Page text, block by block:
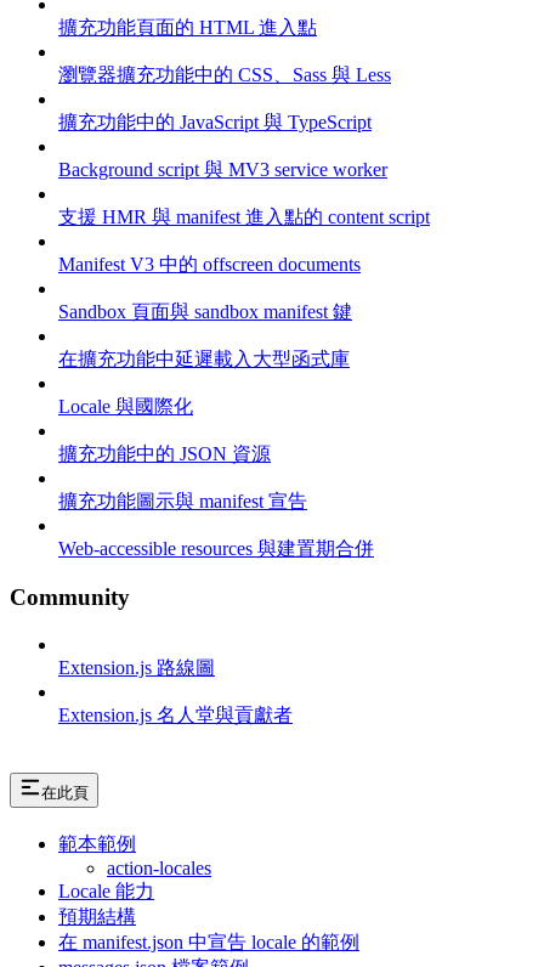
擴充功能頁面的 HTML 進入點
瀏覽器擴充功能中的 CSS、Sass 與 Less
擴充功能中的 JavaScript 與 TypeScript
Background script 與 MV3 service worker
支援 HMR 與 manifest 進入點的 content script
Manifest V3 中的 offscreen documents
Sandbox 頁面與 sandbox manifest 鍵
在擴充功能中延遲載入大型函式庫
Locale 與國際化
擴充功能中的 JSON 資源
擴充功能圖示與 manifest 宣告
Web-accessible resources 與建置期合併
Community
Extension.js 路線圖
Extension.js 名人堂與貢獻者
在此頁
範本範例
action-locales
Locale 能力
預期結構
在 manifest.json 中宣告 locale 的範例